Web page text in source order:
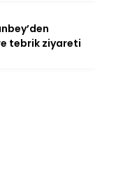
tebrik ziyareti